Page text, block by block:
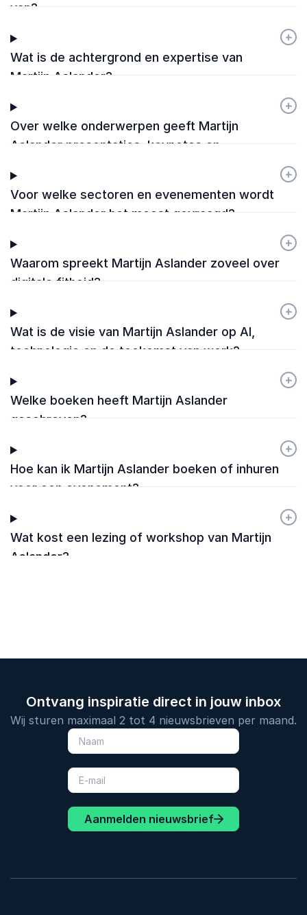
van?
Wat is de achtergrond en expertise van
Martijn Aslander?
+
-
Over welke onderwerpen geeft Martijn
Aslander presentaties, keynotes en
+
-
Voor welke sectoren en evenementen wordt
Martijn Aslander het meest gevraagd?
+
-
Waarom spreekt Martijn Aslander zoveel over
digitale fitheid?
+
-
Wat is de visie van Martijn Aslander op AI,
technologie en de toekomst van werk?
+
-
Welke boeken heeft Martijn Aslander
geschreven?
+
-
Hoe kan ik Martijn Aslander boeken of inhuren
voor een evenement?
+
-
Wat kost een lezing of workshop van Martijn
Aslander?
+
-
Ontvang inspiratie direct in jouw inbox
Wij sturen maximaal 2 tot 4 nieuwsbrieven per maand.
Aanmelden nieuwsbrief